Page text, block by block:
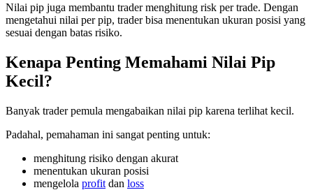
Nilai pip juga membantu trader menghitung risk per trade. Dengan
mengetahui nilai per pip, trader bisa menentukan ukuran posisi yang
sesuai dengan batas risiko.
Kenapa Penting Memahami Nilai Pip
Kecil?
Banyak trader pemula mengabaikan nilai pip karena terlihat kecil.
Padahal, pemahaman ini sangat penting untuk:
menghitung risiko dengan akurat
menentukan ukuran posisi
mengelola profit dan loss